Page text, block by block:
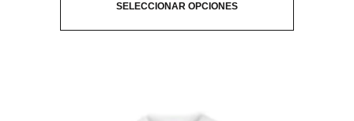
SELECCIONAR OPCIONES